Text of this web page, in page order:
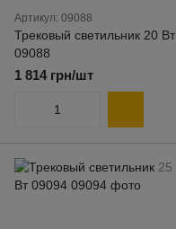
Артикул: 09088
Трековый светильник 20 Вт
09088
1 814 грн/шт